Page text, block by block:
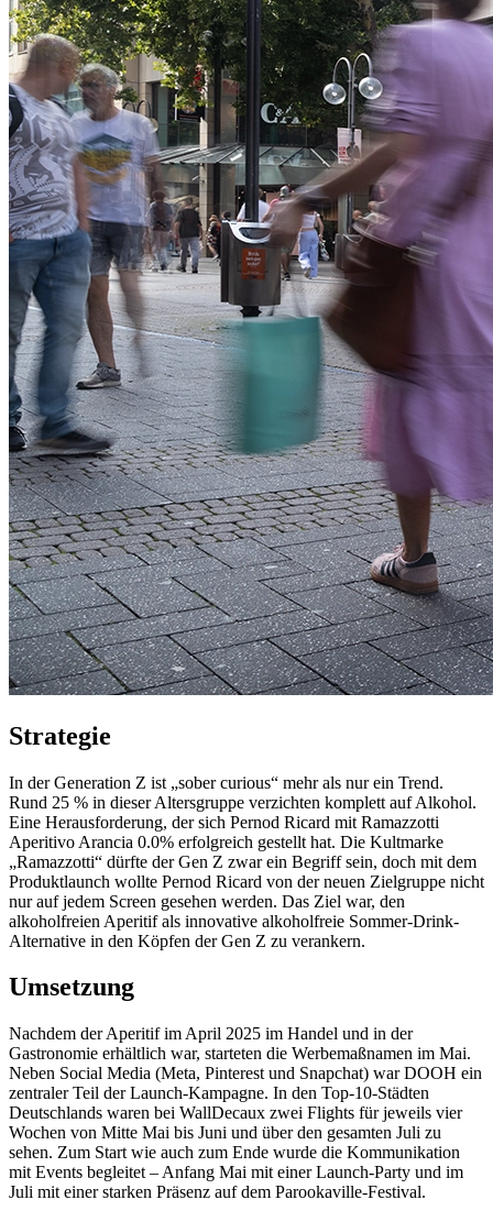
Strategie
In der Generation Z ist „sober curious“ mehr als nur ein Trend.
Rund 25 % in dieser Altersgruppe verzichten komplett auf Alkohol.
Eine Herausforderung, der sich Pernod Ricard mit Ramazzotti
Aperitivo Arancia 0.0% erfolgreich gestellt hat. Die Kultmarke
„Ramazzotti“ dürfte der Gen Z zwar ein Begriff sein, doch mit dem
Produktlaunch wollte Pernod Ricard von der neuen Zielgruppe nicht
nur auf jedem Screen gesehen werden. Das Ziel war, den
alkoholfreien Aperitif als innovative alkoholfreie Sommer-Drink-
Alternative in den Köpfen der Gen Z zu verankern.
Umsetzung
Nachdem der Aperitif im April 2025 im Handel und in der
Gastronomie erhältlich war, starteten die Werbemaßnamen im Mai.
Neben Social Media (Meta, Pinterest und Snapchat) war DOOH ein
zentraler Teil der Launch-Kampagne. In den Top-10-Städten
Deutschlands waren bei WallDecaux zwei Flights für jeweils vier
Wochen von Mitte Mai bis Juni und über den gesamten Juli zu
sehen. Zum Start wie auch zum Ende wurde die Kommunikation
mit Events begleitet – Anfang Mai mit einer Launch-Party und im
Juli mit einer starken Präsenz auf dem Parookaville-Festival.